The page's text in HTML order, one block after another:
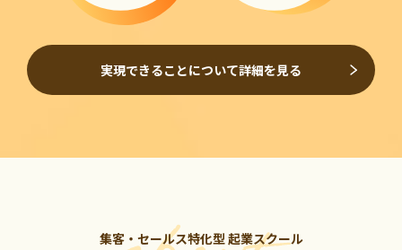
実現できることについて詳細を見る
集客・セールス特化型 起業スクール